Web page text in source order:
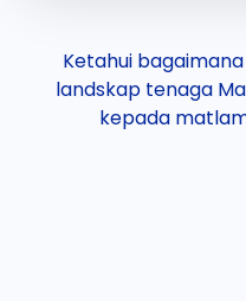
Ketahui
landskap tenaga
kepada